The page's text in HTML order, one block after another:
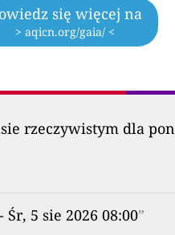
się więcej na
> aqicn.org/gaia/ <
rzeczywistym dla
Śr, 5 sie 2026 08:00”